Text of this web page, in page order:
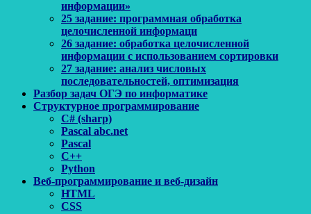
информации»
25 задание: программная обработка
целочисленной информаци
26 задание: обработка целочисленной
информации с использованием сортировки
27 задание: анализ числовых
последовательностей, оптимизация
Разбор задач ОГЭ по информатике
Структурное программирование
C# (sharp)
Pascal abc.net
Pascal
С++
Python
Веб-программирование и веб-дизайн
HTML
CSS